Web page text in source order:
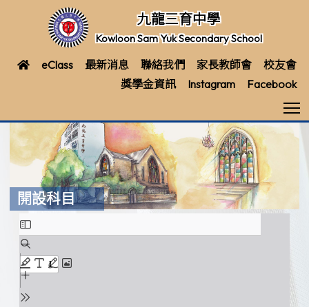
九龍三育中學
Kowloon Sam Yuk Secondary School
eClass 最新消息 聯絡我們 家長教師會
校友會
獎學金資訊
Instagram Facebook
開設科目